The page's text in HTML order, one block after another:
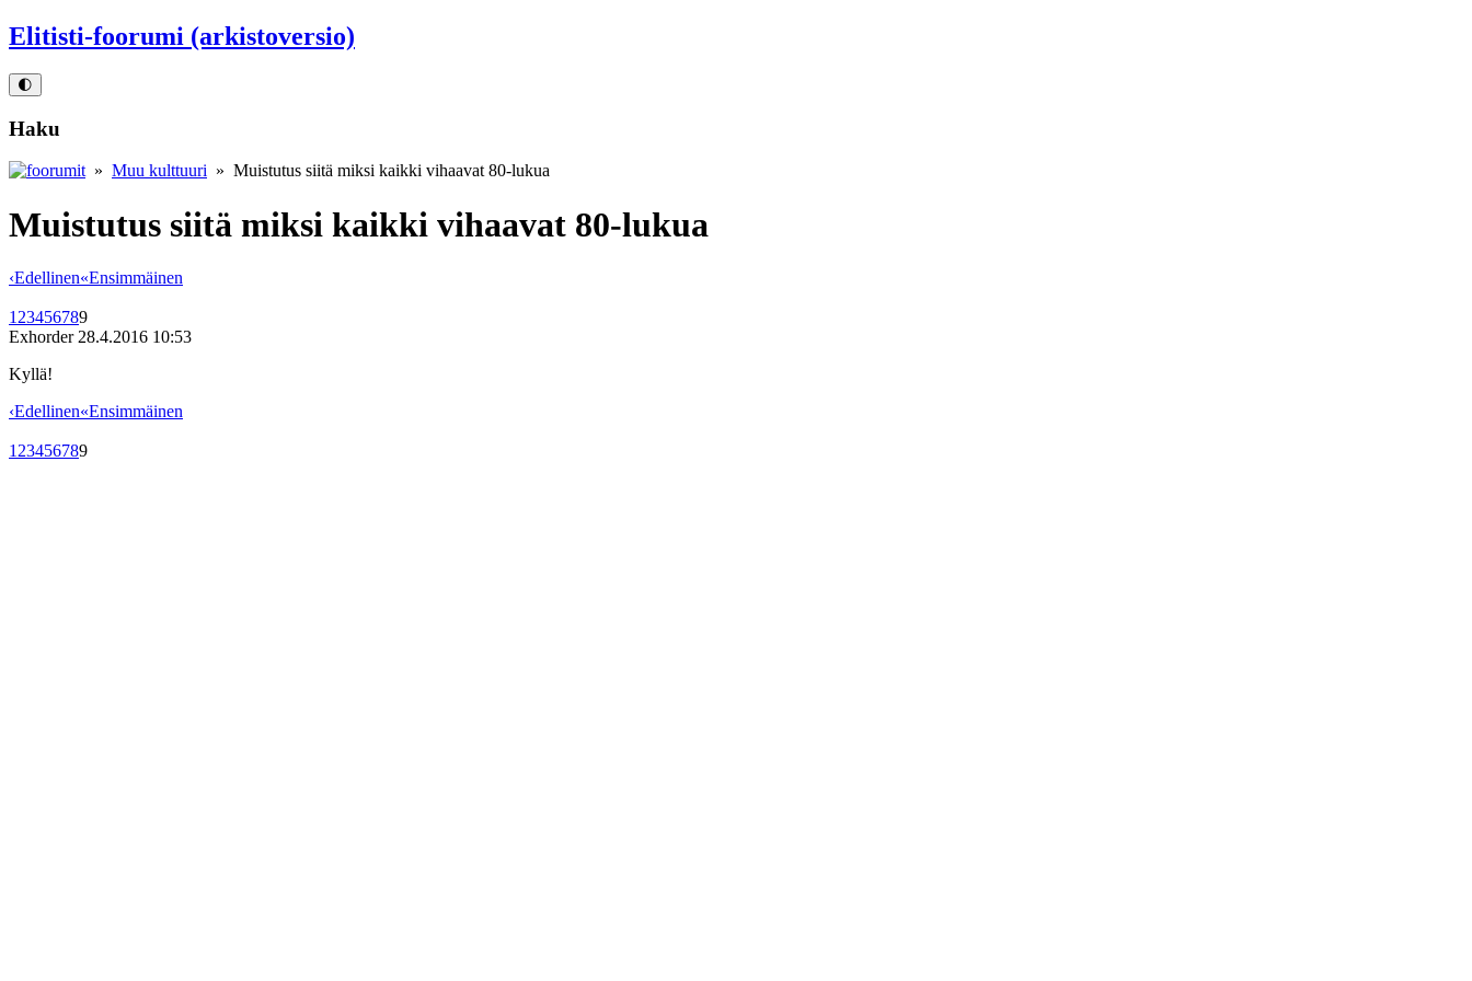
Elitisti-foorumi (arkistoversio)
🌓
Haku
» Muu kulttuuri » Muistutus siitä miksi kaikki vihaavat 80-lukua
Muistutus siitä miksi kaikki vihaavat 80-lukua
‹Edellinen«Ensimmäinen
1 23456789
Exhorder 28.4.2016 10:53
Kyllä!
‹Edellinen«Ensimmäinen
1 23456789